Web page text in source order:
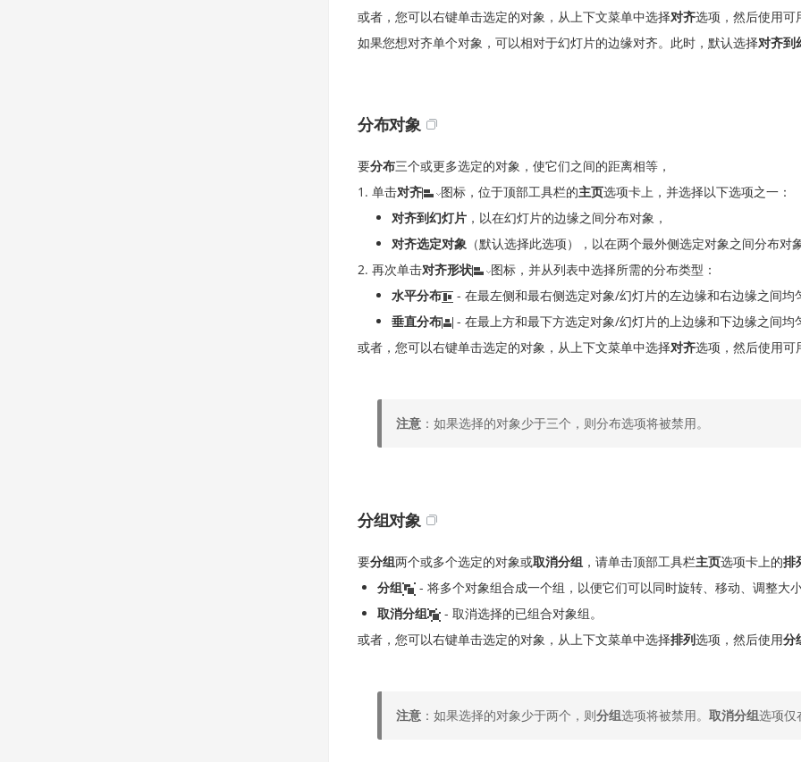
或者，您可以右键单击选定的对象，从上下文菜单中选择对齐选项，然后使用可
如果您想对齐单个对象，可以相对于幻灯片的边缘对齐。此时，默认选择对齐到
分布对象
要分布三个或更多选定的对象，使它们之间的距离相等，
单击对齐 图标，位于顶部工具栏的主页选项卡上，并选择以下选项之一：
对齐到幻灯片 ，以在幻灯片的边缘之间分布对象，
对齐选定对象 （默认选择此选项），以在两个最外侧选定对象之间分布对
再次单击对齐形状
图标，并从列表中选择所需的分布类型：
水平分布
- 在最左侧和最右侧选定对象/幻灯片的左边缘和右边缘之间均
垂直分布
- 在最上方和最下方选定对象/幻灯片的上边缘和下边缘之间均
或者，您可以右键单击选定的对象，从上下文菜单中选择对齐选项，然后使用可
注意 ：如果选择的对象少于三个，则分布选项将被禁用。
分组对象
要分组两个或多个选定的对象或取消分组 ，请单击顶部工具栏主页选项卡上的排
分组
- 将多个对象组合成一个组，以便它们可以同时旋转、移动、调整大
取消分组
- 取消选择的已组合对象组。
或者，您可以右键单击选定的对象，从上下文菜单中选择排列选项，然后使用分
注意 ：如果选择的对象少于两个，则分组选项将被禁用。 取消分组选项仅